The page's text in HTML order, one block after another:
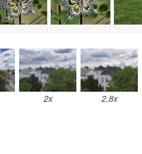
2x 2,8x